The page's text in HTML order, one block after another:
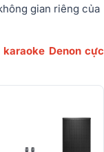
gian riêng của
Denon cực